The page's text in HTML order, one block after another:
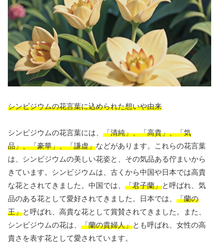
シンビジウムの花言葉に込められた想いや由来
シンビジウムの花言葉には、 「清純」、「高貴」、「気
品」、「豪華」、「謙虚」などがあります。これらの花言葉
は、シンビジウムの美しい花姿と、その気品ある佇まいから
きています。シンビジウムは、古くから中国や日本では高貴
な花とされてきました。中国では、 「君子蘭」と呼ばれ、気
品のある花として愛好されてきました。日本では、 「蘭の
王」と呼ばれ、高貴な花として賞賛されてきました。また、
シンビジウムの花は、 「蘭の貴婦人」とも呼ばれ、女性の高
貴さを表す花として愛されています。